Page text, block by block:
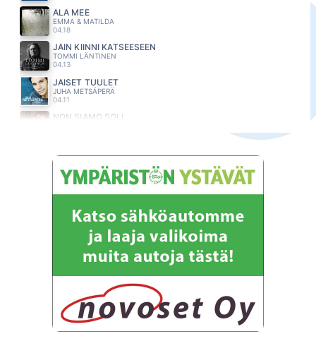
ÄLÄ MEE
EMMA & MATILDA
04.18
JÄIN KIINNI KATSEESEEN
TOMMI LÄNTINEN
04.13
JAISET TUULET
JUHA METSÄPERÄ
04.11
NON SIAMO SOLI
KOMIAT
04.04
TAIKAVOIMIA
MIKKO HARJU
PÄIVÄNVALOA
JORMA KÄÄRIÄINEN
SAHKOA ILMASSA
03.50
ANNAN PALAA VAAN (AI AI AI)
MEIJU SUVAS
03.45
PULSSI